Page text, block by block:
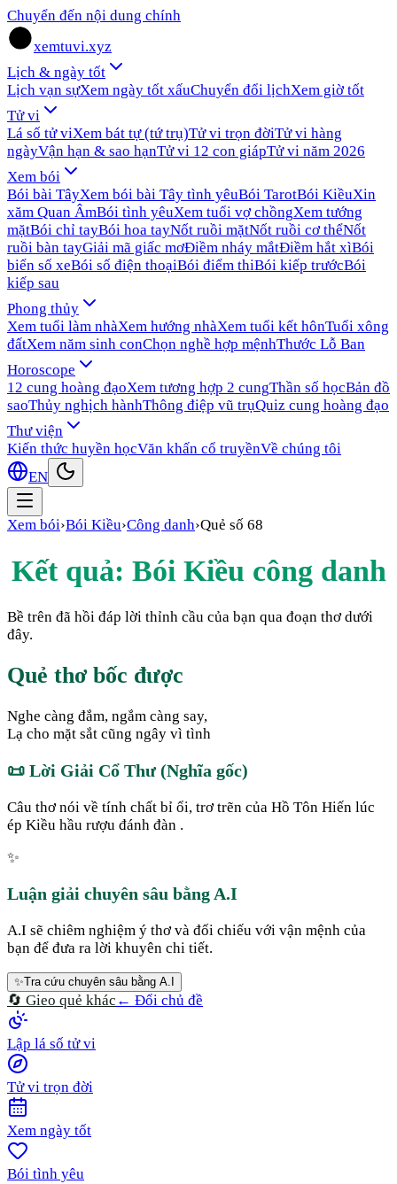
Chuyển đến nội dung chính
xemtuvi.xyz
Lịch & ngày tốt
Lịch vạn sựXem ngày tốt xấuChuyển đổi lịchXem giờ tốt
Tử vi
Lá số tử viXem bát tự (tứ trụ)Tử vi trọn đờiTử vi hàng
ngàyVận hạn & sao hạnTử vi 12 con giápTử vi năm 2026
Xem bói
Bói bài TâyXem bói bài Tây tình yêuBói TarotBói KiềuXin
xăm Quan ÂmBói tình yêuXem tuổi vợ chồngXem tướng
mặtBói chỉ tayBói hoa tayNốt ruồi mặtNốt ruồi cơ thểNốt
ruồi bàn tayGiải mã giấc mơĐiềm nháy mắtĐiềm hắt xìBói
biển số xeBói số điện thoạiBói điểm thiBói kiếp trướcBói
kiếp sau
Phong thủy
Xem tuổi làm nhàXem hướng nhàXem tuổi kết hônTuổi xông
đấtXem năm sinh conChọn nghề hợp mệnhThước Lỗ Ban
Horoscope
12 cung hoàng đạoXem tương hợp 2 cungThần số họcBản đồ
saoThủy nghịch hànhThông điệp vũ trụQuiz cung hoàng đạo
Thư viện
Kiến thức huyền họcVăn khấn cổ truyềnVề chúng tôi
EN
Xem bói›Bói Kiều›Công danh›Quẻ số 68
Kết quả: Bói Kiều công danh
Bề trên đã hồi đáp lời thỉnh cầu của bạn qua đoạn thơ dưới
đây.
Quẻ thơ bốc được
Nghe càng đắm, ngắm càng say,
Lạ cho mặt sắt cũng ngây vì tình
📜 Lời Giải Cổ Thư (Nghĩa gốc)
Câu thơ nói về tính chất bỉ ổi, trơ trẽn của Hồ Tôn Hiến lúc
ép Kiều hầu rượu đánh đàn .
✨
Luận giải chuyên sâu bằng A.I
A.I sẽ chiêm nghiệm ý thơ và đối chiếu với vận mệnh của
bạn để đưa ra lời khuyên chi tiết.
✨Tra cứu chuyên sâu bằng A.I
🔄 Gieo quẻ khác ← Đổi chủ đề
Lập lá số tử vi
Tử vi trọn đời
Xem ngày tốt
Bói tình yêu